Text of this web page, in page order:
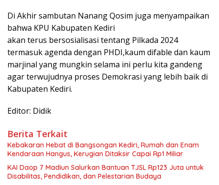
Di Akhir sambutan Nanang Qosim juga menyampaikan
bahwa KPU Kabupaten Kediri
akan terus bersosialisasi tentang Pilkada 2024
termasuk agenda dengan PHDI,kaum difable dan kaum
marjinal yang mungkin selama ini perlu kita gandeng
agar terwujudnya proses Demokrasi yang lebih baik di
Kabupaten Kediri.
Editor: Didik
Berita Terkait
Kebakaran Hebat di Bangsongan Kediri, Rumah dan Enam
Kendaraan Hangus, Kerugian Ditaksir Capai Rp1 Miliar
KAI Daop 7 Madiun Salurkan Bantuan TJSL Rp123 Juta untuk
Disabilitas, Pendidikan, dan Pelestarian Budaya